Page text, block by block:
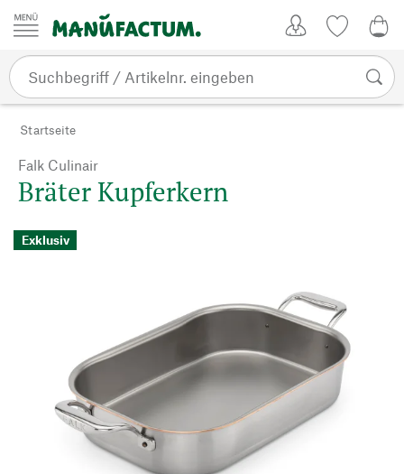
Zum Inhalt springen
Startseite
Falk Culinair
Bräter Kupferkern
Exklusiv